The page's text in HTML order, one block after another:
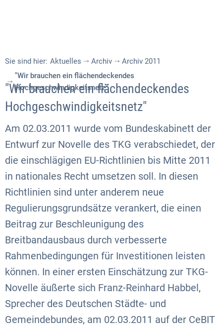
Sie sind hier: Aktuelles Archiv
Archiv 2011
"Wir brauchen ein flächendeckendes
Hochgeschwindigkeitsnetz"
"Wir brauchen ein flächendeckendes
Hochgeschwindigkeitsnetz"
Am 02.03.2011 wurde vom Bundeskabinett der
Entwurf zur Novelle des TKG verabschiedet, der
die einschlägigen EU-Richtlinien bis Mitte 2011
in nationales Recht umsetzen soll. In diesen
Richtlinien sind unter anderem neue
Regulierungsgrundsätze verankert, die einen
Beitrag zur Beschleunigung des
Breitbandausbaus durch verbesserte
Rahmenbedingungen für Investitionen leisten
können. In einer ersten Einschätzung zur TKG-
Novelle äußerte sich Franz-Reinhard Habbel,
Sprecher des Deutschen Städte- und
Gemeindebundes, am 02.03.2011 auf der CeBIT